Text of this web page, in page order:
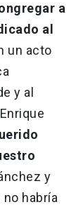
a
al
un acto
y al
y
habría